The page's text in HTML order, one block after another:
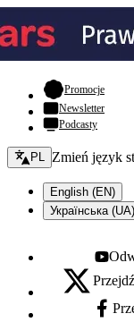
Promocje-
Newsletter
Podcasty
Zmień język - bieżący:
PL Zmień język
English (EN)
Українська (UA)
Youtube
X - otwiera się